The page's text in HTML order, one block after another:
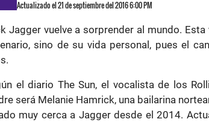
Actualizado el 21 de septiembre del 2016 6:00 PM
Jagger vuelve a sorprender al mundo.
sino de su vida personal, pues el
el diario The Sun, el vocalista de los
será Melanie Hamrick, una bailarina
muy cerca a Jagger desde el 2014.